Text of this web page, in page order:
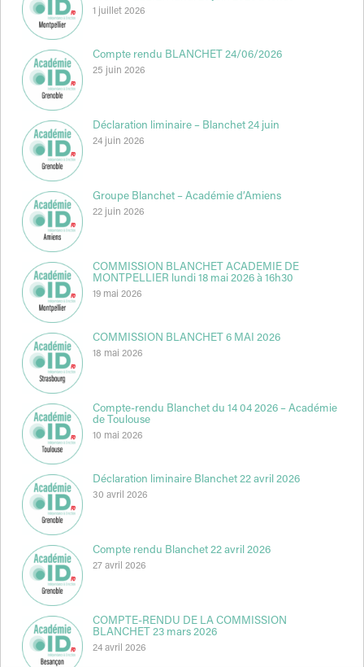
1 juillet 2026
Compte rendu BLANCHET 24/06/2026
25 juin 2026
Déclaration liminaire – Blanchet 24 juin
24 juin 2026
Groupe Blanchet – Académie d’Amiens
22 juin 2026
COMMISSION BLANCHET ACADEMIE DE
MONTPELLIER lundi 18 mai 2026 à 16h30
19 mai 2026
COMMISSION BLANCHET 6 MAI 2026
18 mai 2026
Compte-rendu Blanchet du 14 04 2026 – Académie
de Toulouse
10 mai 2026
Déclaration liminaire Blanchet 22 avril 2026
30 avril 2026
Compte rendu Blanchet 22 avril 2026
27 avril 2026
COMPTE-RENDU DE LA COMMISSION
BLANCHET 23 mars 2026
24 avril 2026